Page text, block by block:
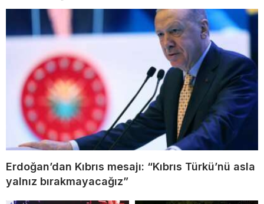
Erdoğan’dan Kıbrıs mesajı: “Kıbrıs Türkü’nü asla
yalnız bırakmayacağız”